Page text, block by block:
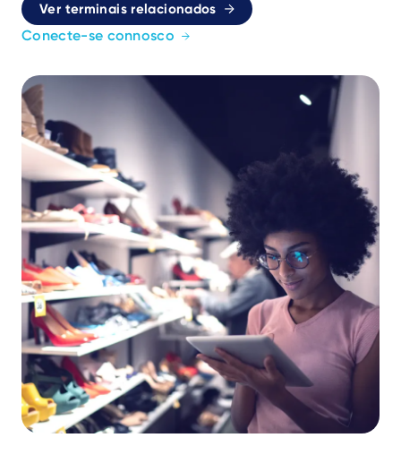
Ver terminais relacionados
Conecte-se connosco